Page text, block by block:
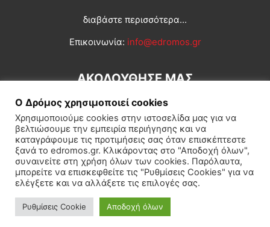
διαβάστε περισσότερα...
Επικοινωνία: info@edromos.gr
ΑΚΟΛΟΥΘΗΣΕ ΜΑΣ
Εγγραφή συνδρομητή Πολιτική Διεθνή Κοινωνία
Πολιτισμός Αφιερώματα
© Δρόμος της Αριστεράς
Ο Δρόμος χρησιμοποιεί cookies
Χρησιμοποιούμε cookies στην ιστοσελίδα μας για να
βελτιώσουμε την εμπειρία περιήγησης και να
καταγράφουμε τις προτιμήσεις σας όταν επισκέπτεστε
ξανά το edromos.gr. Κλικάροντας στο "Αποδοχή όλων",
συναινείτε στη χρήση όλων των cookies. Παρόλαυτα,
μπορείτε να επισκεφθείτε τις "Ρυθμίσεις Cookies" για να
ελέγξετε και να αλλάξετε τις επιλογές σας.
Ρυθμίσεις Cookie Αποδοχή όλων